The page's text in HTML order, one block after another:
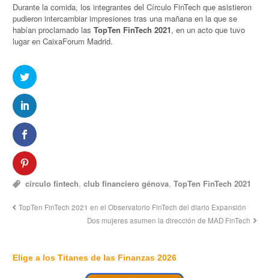
Durante la comida, los integrantes del Círculo FinTech que asistieron
pudieron intercambiar impresiones tras una mañana en la que se
habían proclamado lasTopTen FinTech 2021, en un acto que tuvo
lugar en CaixaForum Madrid.
círculo fintech,club financiero génova,TopTen FinTech 2021
TopTen FinTech 2021 en el Observatorio FinTech del diario Expansión
Dos mujeres asumen la dirección de MAD FinTech
Elige a los Titanes de las Finanzas 2026